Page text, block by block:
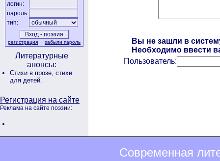
логин:
пароль:
тип:
регистрация забыли пароль
Литературные
анонсы:
Стихи в прозе, стихи
для детей.
Регистрация на сайте
Реклама на сайте поэзии:
Вы не зашли в
Необходимо ввести
Пользователь:
Современная